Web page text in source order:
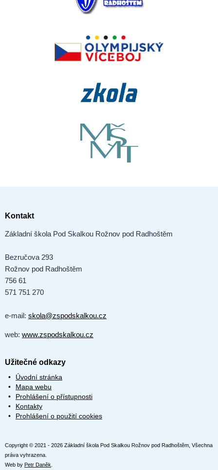
Kontakt
Základní škola Pod Skalkou Rožnov pod Radhoštěm
Bezručova 293
Rožnov pod Radhoštěm
756 61
571 751 270
e-mail: skola@zspodskalkou.cz
web: www.zspodskalkou.cz
Užitečné odkazy
Úvodní stránka
Mapa webu
Prohlášení o přístupnosti
Kontakty
Prohlášení o použití cookies
Copyright © 2021 - 2026 Základní škola Pod Skalkou Rožnov pod Radhoštěm, Všechna
práva vyhrazena.
Web by Petr Daněk